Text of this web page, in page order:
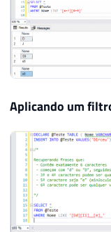
Aplicando um